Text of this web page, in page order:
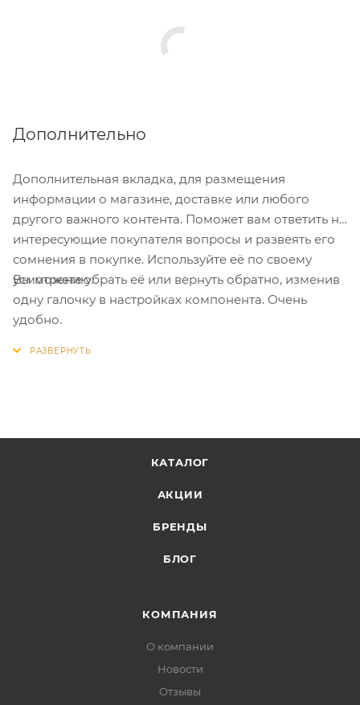
Дополнительно
Дополнительная вкладка, для размещения
информации о магазине, доставке или любого
другого важного контента. Поможет вам ответить на
интересующие покупателя вопросы и развеять его
сомнения в покупке. Используйте её по своему
усмотрению.
Вы можете убрать её или вернуть обратно, изменив
одну галочку в настройках компонента. Очень
удобно.
КАТАЛОГ
АКЦИИ
БРЕНДЫ
БЛОГ
КОМПАНИЯ
О компании
Новости
Отзывы